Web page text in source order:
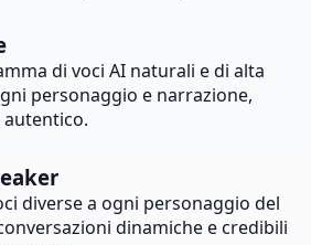
di voci AI naturali e di alta
personaggio e narrazione,
diverse a ogni personaggio del
dinamiche e credibili